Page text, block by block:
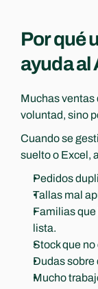
Por qué
ayuda al
Muchas ventas
voluntad, sino
Cuando se
suelto o Excel,
Pedidos
Tallas mal
Familias que
lista.
Stock que no
Dudas sobre
Mucho